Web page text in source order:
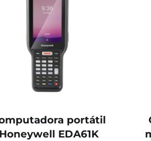
portátil
Honeywell EDA61K